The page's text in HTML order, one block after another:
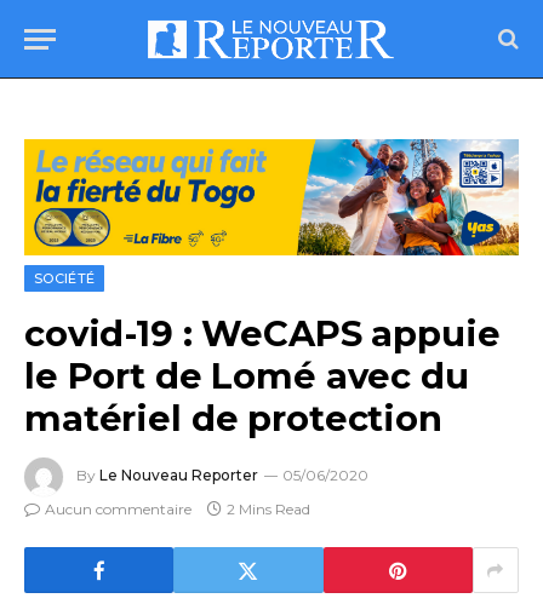
SOCIÉTÉ
covid-19 : WeCAPS appuie
le Port de Lomé avec du
matériel de protection
By Le Nouveau Reporter
05/06/2020
Aucun commentaire
2 Mins Read